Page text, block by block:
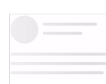
Địa chỉ: 49E Phan